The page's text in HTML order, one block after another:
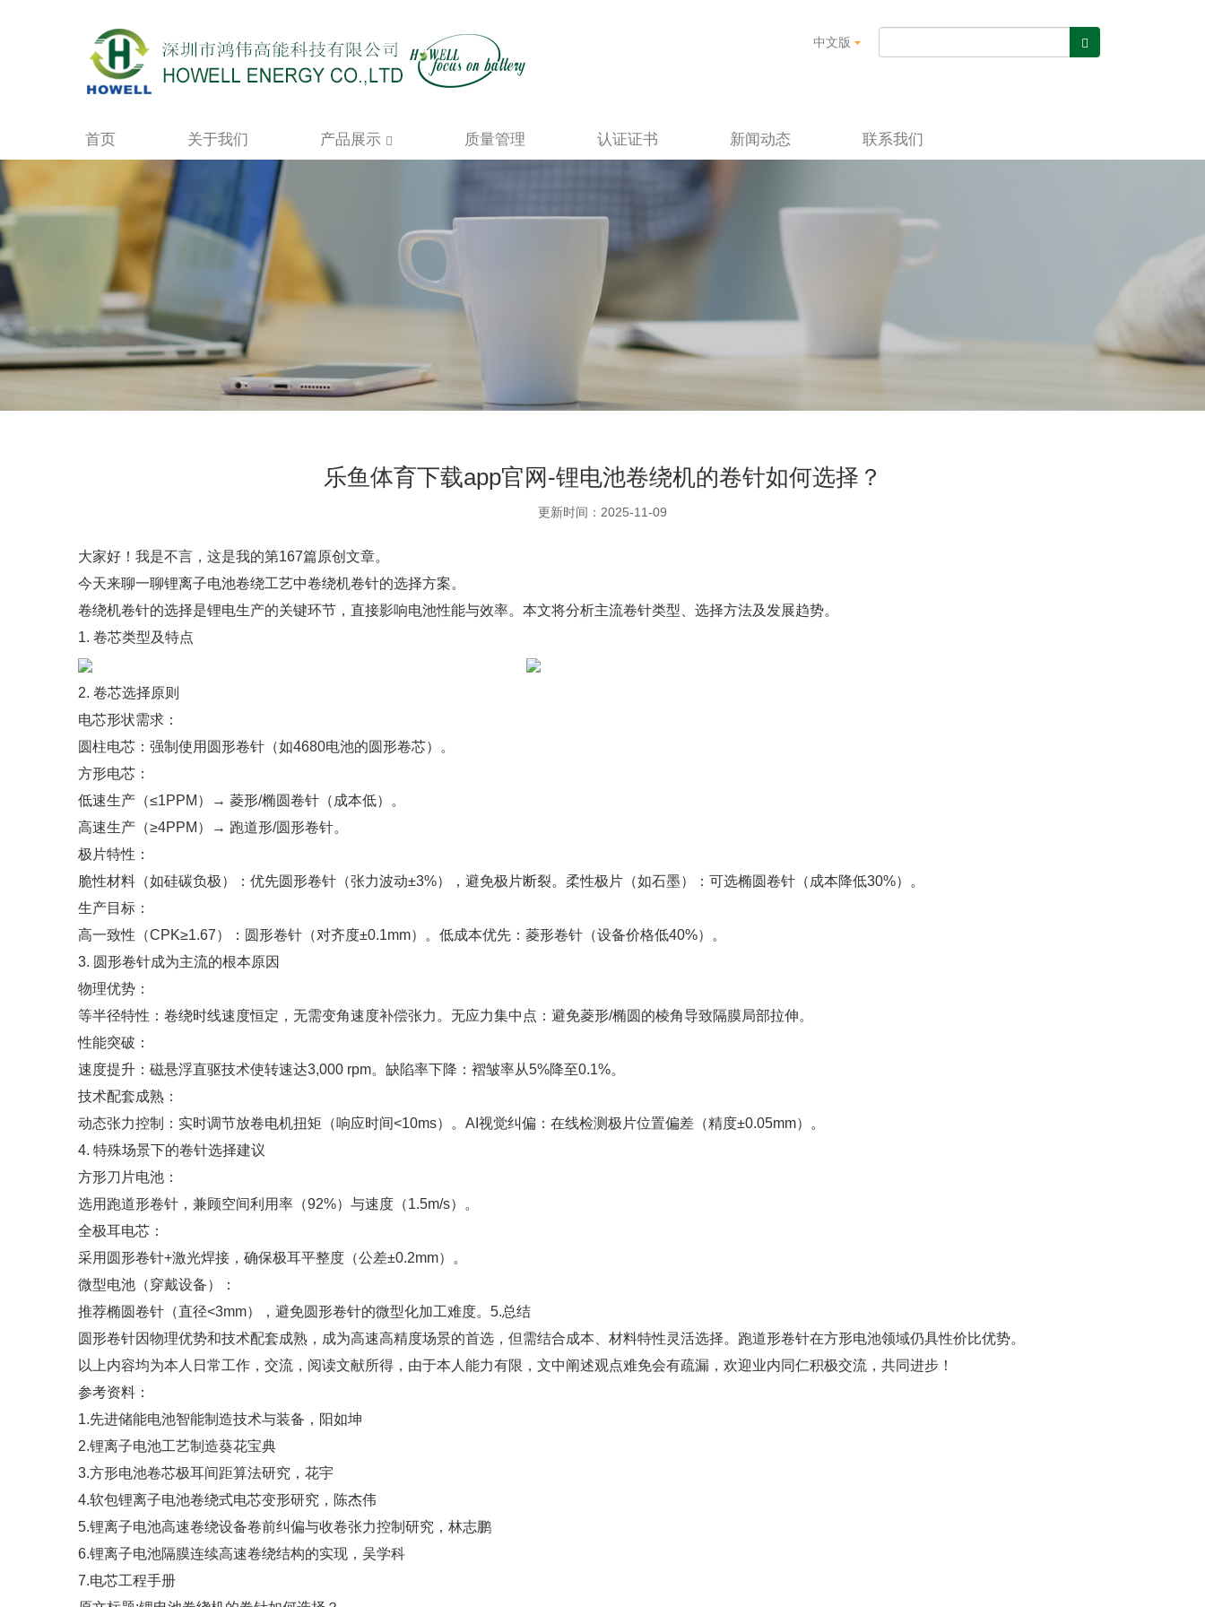
中文版
首页 关于我们 产品展示 质量管理 认证证书 新闻动态 联系我们
乐鱼体育下载app官网-锂电池卷绕机的卷针如何选择？
更新时间：2025-11-09
大家好！我是不言，这是我的第167篇原创文章。
今天来聊一聊锂离子电池卷绕工艺中卷绕机卷针的选择方案。
卷绕机卷针的选择是锂电生产的关键环节，直接影响电池性能与效率。本文将分析主流卷针类型、选择方法及发展趋势。
1. 卷芯类型及特点
2. 卷芯选择原则
电芯形状需求：
圆柱电芯：强制使用圆形卷针（如4680电池的圆形卷芯）。
方形电芯：
低速生产（≤1PPM）→ 菱形/椭圆卷针（成本低）。
高速生产（≥4PPM）→ 跑道形/圆形卷针。
极片特性：
脆性材料（如硅碳负极）：优先圆形卷针（张力波动±3%），避免极片断裂。柔性极片（如石墨）：可选椭圆卷针（成本降低30%）。
生产目标：
高一致性（CPK≥1.67）：圆形卷针（对齐度±0.1mm）。低成本优先：菱形卷针（设备价格低40%）。
3. 圆形卷针成为主流的根本原因
物理优势：
等半径特性：卷绕时线速度恒定，无需变角速度补偿张力。无应力集中点：避免菱形/椭圆的棱角导致隔膜局部拉伸。
性能突破：
速度提升：磁悬浮直驱技术使转速达3,000 rpm。缺陷率下降：褶皱率从5%降至0.1%。
技术配套成熟：
动态张力控制：实时调节放卷电机扭矩（响应时间<10ms）。AI视觉纠偏：在线检测极片位置偏差（精度±0.05mm）。
4. 特殊场景下的卷针选择建议
方形刀片电池：
选用跑道形卷针，兼顾空间利用率（92%）与速度（1.5m/s）。
全极耳电芯：
采用圆形卷针+激光焊接，确保极耳平整度（公差±0.2mm）。
微型电池（穿戴设备）：
推荐椭圆卷针（直径<3mm），避免圆形卷针的微型化加工难度。5.总结
圆形卷针因物理优势和技术配套成熟，成为高速高精度场景的首选，但需结合成本、材料特性灵活选择。跑道形卷针在方形电池领域仍具性价比优势。
以上内容均为本人日常工作，交流，阅读文献所得，由于本人能力有限，文中阐述观点难免会有疏漏，欢迎业内同仁积极交流，共同进步！
参考资料：
1.先进储能电池智能制造技术与装备，阳如坤
2.锂离子电池工艺制造葵花宝典
3.方形电池卷芯极耳间距算法研究，花宇
4.软包锂离子电池卷绕式电芯变形研究，陈杰伟
5.锂离子电池高速卷绕设备卷前纠偏与收卷张力控制研究，林志鹏
6.锂离子电池隔膜连续高速卷绕结构的实现，吴学科
7.电芯工程手册